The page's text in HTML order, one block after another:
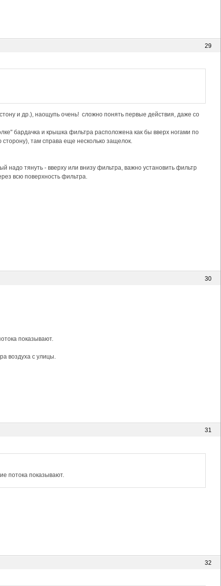
29
и др.), наощупь очень! сложно понять первые действия, даже со
бардачка и крышка фильтра расположена как бы вверх ногами по
сторону), там справа еще несколько защелок.
надо тянуть - вверху или внизу фильтра, важно установить фильтр
всю поверхность фильтра.
30
показывают.
воздуха с улицы.
31
потока показывают.
32